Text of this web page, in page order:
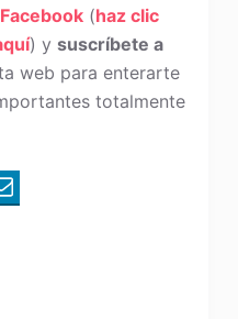
Facebook(haz clic
) y suscríbete a
web para enterarte
totalmente